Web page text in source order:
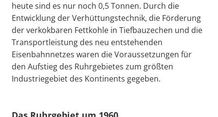
heute sind es nur noch 0,5 Tonnen. Durch die
Entwicklung der Verhüttungstechnik, die Förderung
der verkokbaren Fettkohle in Tiefbauzechen und die
Transportleistung des neu entstehenden
Eisenbahnnetzes waren die Voraussetzungen für
den Aufstieg des Ruhrgebietes zum größten
Industriegebiet des Kontinents gegeben.